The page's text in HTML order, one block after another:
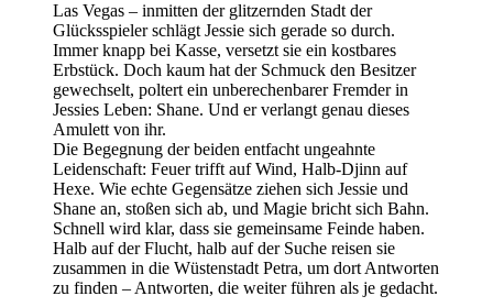
Las Vegas – inmitten der glitzernden Stadt der
Glücksspieler schlägt Jessie sich gerade so durch.
Immer knapp bei Kasse, versetzt sie ein kostbares
Erbstück. Doch kaum hat der Schmuck den Besitzer
gewechselt, poltert ein unberechenbarer Fremder in
Jessies Leben: Shane. Und er verlangt genau dieses
Amulett von ihr.
Die Begegnung der beiden entfacht ungeahnte
Leidenschaft: Feuer trifft auf Wind, Halb-Djinn auf
Hexe. Wie echte Gegensätze ziehen sich Jessie und
Shane an, stoßen sich ab, und Magie bricht sich Bahn.
Schnell wird klar, dass sie gemeinsame Feinde haben.
Halb auf der Flucht, halb auf der Suche reisen sie
zusammen in die Wüstenstadt Petra, um dort Antworten
zu finden – Antworten, die weiter führen als je gedacht.